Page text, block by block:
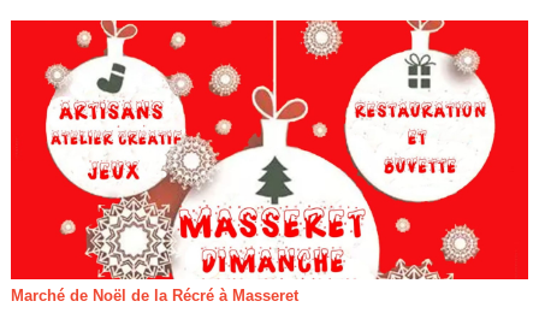
Marché de Noël de la Récré à Masseret